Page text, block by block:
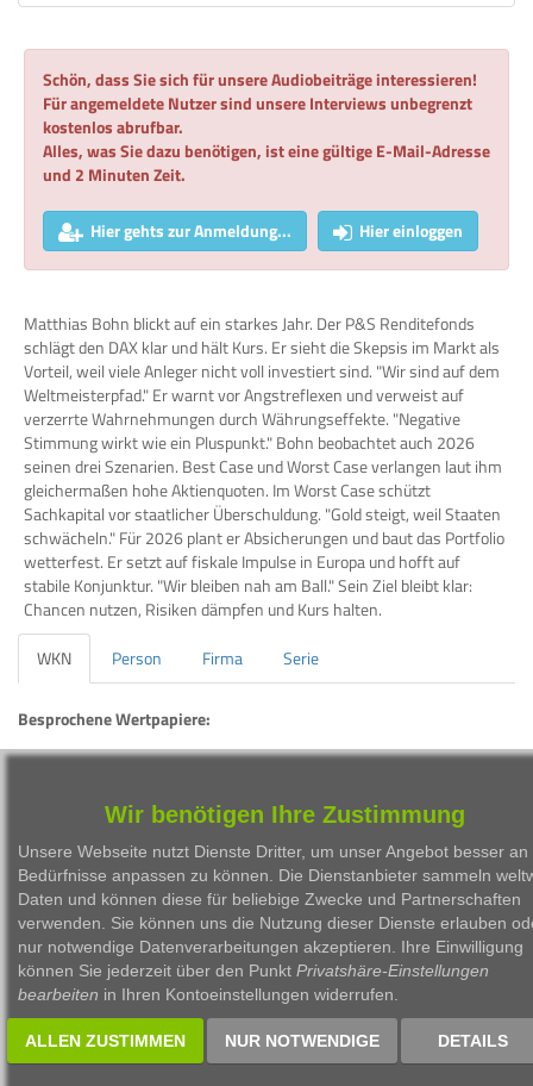
Schön, dass Sie sich für unsere Audiobeiträge interessieren!
Für angemeldete Nutzer sind unsere Interviews unbegrenzt
kostenlos abrufbar.
Alles, was Sie dazu benötigen, ist eine gültige E-Mail-Adresse
und 2 Minuten Zeit.
Hier gehts zur Anmeldung... Hier einloggen
Matthias Bohn blickt auf ein starkes Jahr. Der P&S Renditefonds
schlägt den DAX klar und hält Kurs. Er sieht die Skepsis im Markt als
Vorteil, weil viele Anleger nicht voll investiert sind. "Wir sind auf dem
Weltmeisterpfad." Er warnt vor Angstreflexen und verweist auf
verzerrte Wahrnehmungen durch Währungseffekte. "Negative
Stimmung wirkt wie ein Pluspunkt." Bohn beobachtet auch 2026
seinen drei Szenarien. Best Case und Worst Case verlangen laut ihm
gleichermaßen hohe Aktienquoten. Im Worst Case schützt
Sachkapital vor staatlicher Überschuldung. "Gold steigt, weil Staaten
schwächeln." Für 2026 plant er Absicherungen und baut das Portfolio
wetterfest. Er setzt auf fiskale Impulse in Europa und hofft auf
stabile Konjunktur. "Wir bleiben nah am Ball." Sein Ziel bleibt klar:
Chancen nutzen, Risiken dämpfen und Kurs halten.
WKN
Person Firma Serie
Besprochene Wertpapiere:
WKN
Bezeichnung
ISIN
PuS Renditefonds DE000A0RKXE5
1999 - 2026 Börsen Radio Network AG
Wir benötigen Ihre Zustimmung
Unsere Webseite nutzt Dienste Dritter, um unser Angebot besser an
Bedürfnisse anpassen zu können. Die Dienstanbieter sammeln
Daten und können diese für beliebige Zwecke und Partnerschaften
verwenden. Sie können uns die Nutzung dieser Dienste erlauben
nur notwendige Datenverarbeitungen akzeptieren. Ihre Einwilligung
können Sie jederzeit über den Punkt Privatshäre-Einstellungen
bearbeiten in Ihren Kontoeinstellungen widerrufen.
ALLEN ZUSTIMMEN NUR NOTWENDIGE DETAILS